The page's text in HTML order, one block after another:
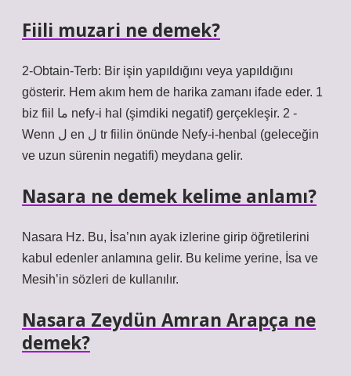
Fiili muzari ne demek?
2-Obtain-Terb: Bir işin yapıldığını veya yapıldığını
gösterir. Hem akım hem de harika zamanı ifade eder. 1
biz fiil ما nefy-i hal (şimdiki negatif) gerçekleşir. 2 -
Wenn ل en ل tr fiilin önünde Nefy-i-henbal (geleceğin
ve uzun sürenin negatifi) meydana gelir.
Nasara ne demek kelime anlamı?
Nasara Hz. Bu, İsa’nın ayak izlerine girip öğretilerini
kabul edenler anlamına gelir. Bu kelime yerine, İsa ve
Mesih’in sözleri de kullanılır.
Nasara Zeydün Amran Arapça ne
demek?